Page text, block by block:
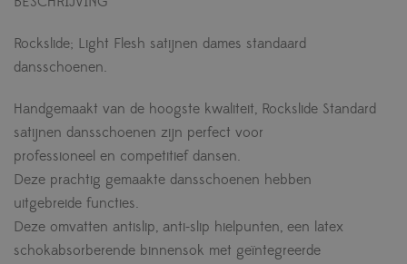
Rockslide; Light Flesh satijnen dames standaard
dansschoenen.
Handgemaakt van de hoogste kwaliteit, Rockslide Standard
satijnen dansschoenen zijn perfect voor
professioneel en competitief dansen.
Deze prachtig gemaakte dansschoenen hebben
uitgebreide functies.
Deze omvatten antislip, anti-slip hielpunten, een latex
schokabsorberende binnensok met geïntegreerde